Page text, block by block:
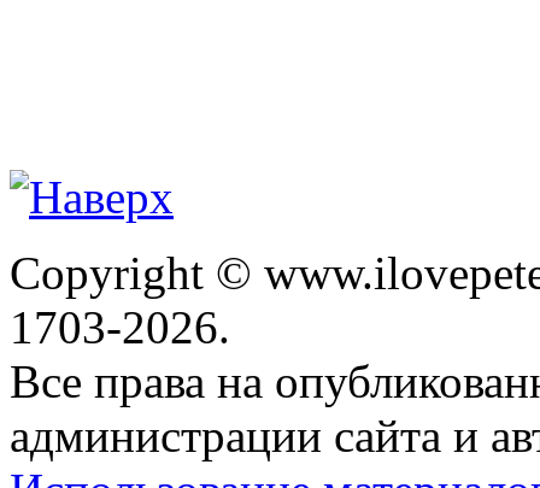
Copyright ©
1703-2026.
Все права на
администрации сайта и